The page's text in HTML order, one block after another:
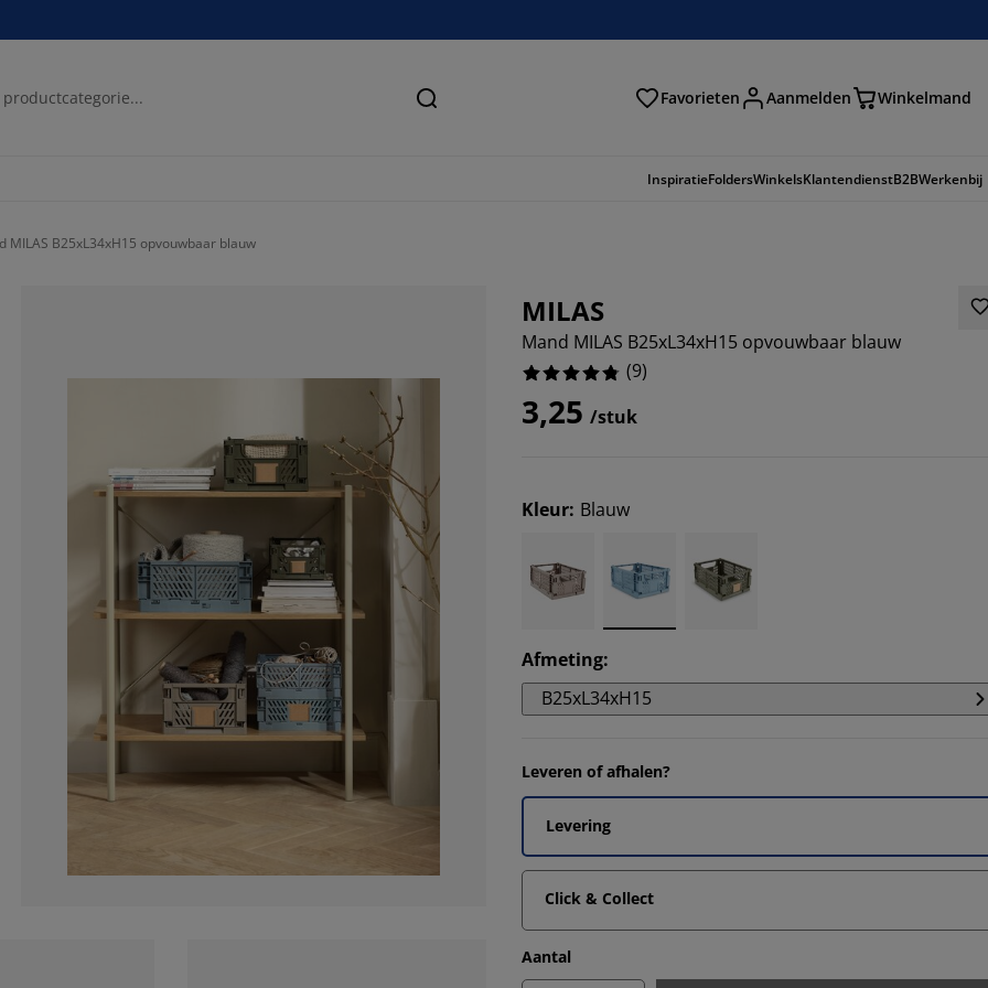
Zoeken Favorieten Aanmelden Winkelmand
InspiratieFoldersWinkelsKlantendienstB2BWerkenbij
MILAS B25xL34xH15 opvouwbaar blauw
MILAS
Mand MILAS B25xL34xH15 opvouwbaar blauw
(9)
3,25 /stuk
Kleur: Blauw
Afmeting:
B25xL34xH15
Leveren of afhalen?
Levering
Click & Collect
Aantal
88.88888888888889%
11.11111111111111%